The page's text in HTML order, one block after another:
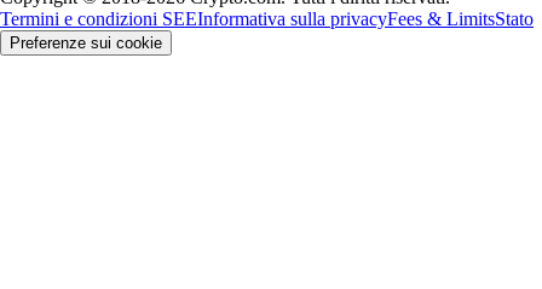
Termini e condizioni SEEInformativa sulla privacyFees & LimitsStato
Preferenze sui cookie